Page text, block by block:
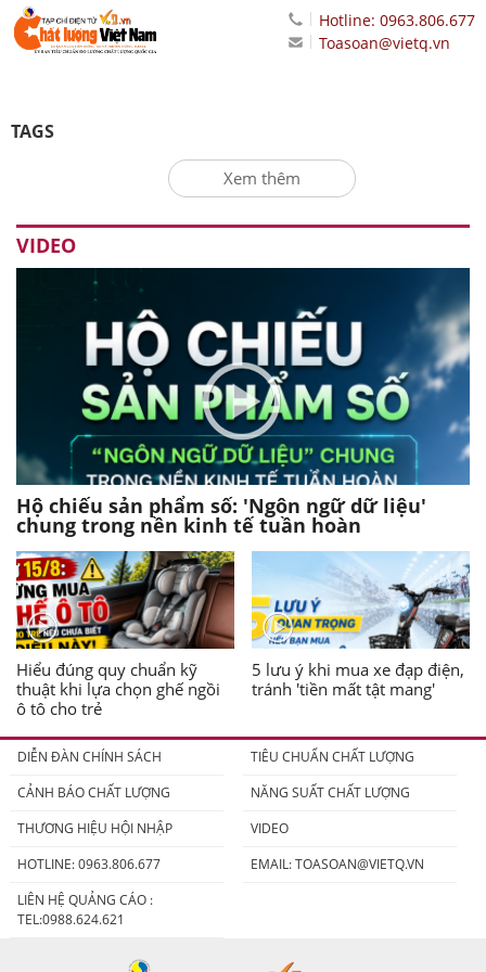
Hotline: 0963.806.677
Toasoan@vietq.vn
TAGS
Xem thêm
VIDEO
Hộ chiếu sản phẩm số: 'Ngôn ngữ dữ liệu'
chung trong nền kinh tế tuần hoàn
Hiểu đúng quy chuẩn kỹ
thuật khi lựa chọn ghế ngồi
ô tô cho trẻ
5 lưu ý khi mua xe đạp điện,
tránh 'tiền mất tật mang'
DIỄN ĐÀN CHÍNH SÁCH
TIÊU CHUẨN CHẤT LƯỢNG
CẢNH BÁO CHẤT LƯỢNG
NĂNG SUẤT CHẤT LƯỢNG
THƯƠNG HIỆU HỘI NHẬP
VIDEO
HOTLINE: 0963.806.677
EMAIL:TOASOAN@VIETQ.VN
LIÊN HỆ QUẢNG CÁO :
TEL:0988.624.621